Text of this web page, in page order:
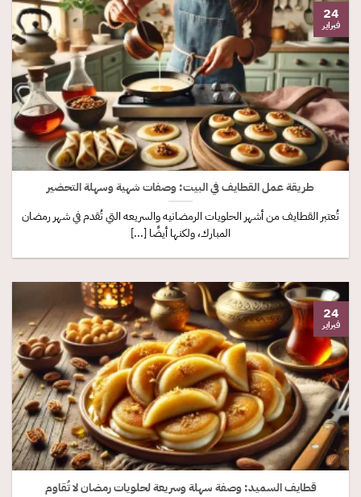
طريقة عمل القطايف في البيت: وصفات شهية وسهلة التحضير
تُعتبر القطايف من أشهر الحلويات الرمضانيه والسريعه التي تُقدم في شهر رمضان
المبارك، ولكنها أيضًا [...]
24
فبراير
قطايف السميد: وصفة سهلة وسريعة لحلويات رمضان لا تُقاوم
24
فبراير